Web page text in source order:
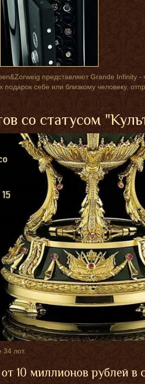
представляют Grande
подарок себе или близкому человеку,
со статусом
34 лот.
10 миллионов рублей в